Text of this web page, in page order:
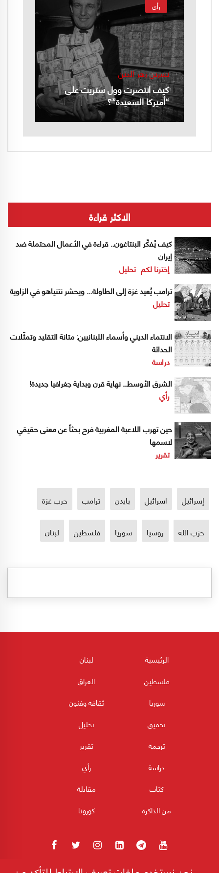
رأي
نسرين زهر الدين
كيف انتصرت وول ستريت على
“أميركا السعيدة”؟
الاكثر قراءة
كيف يُفكّر البنتاغون.. قراءة في الأعمال المحتملة ضد
إيران
إخترنا لكم تحليل
ترامب يُعيد غزة إلى الطاولة... ويحشر نتنياهو في الزاوية
تحليل
الانتماء الديني وأسماء اللبنانيين: متانة التقليد وتمثّلات
الحداثة
دراسة
الشرق الأوسط.. نهاية قرن وبداية جغرافيا جديدة!
رأي
حين تهرب اللاعبة المغربية فرح بحثاً عن معنى حقيقي
لاسمها
تقرير
إسرائيل اسرائيل بايدن ترامب حرب غزة
حزب الله روسيا سوريا فلسطين لبنان
الرئيسية
لبنان
فلسطين
العراق
سوريا
ثقافه وفنون
تحقيق
تحليل
ترجمة
تقرير
دراسة
رأي
كتاب
مقابلة
من الذاكرة
كورونا